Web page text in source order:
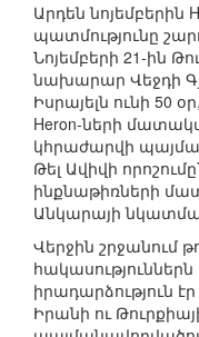
Արդեն նոյեմբերին
պատմությունը
Նոյեմբերի 21-ին
նախարար Վեջդի
Իսրայելն ունի 50
Heron-ների
կհրաժարվի
Թել Ավիվի
ինքնաթիռների
Անկարայի
Վերջին շրջանում
իրադարձություն
Իրանի ու